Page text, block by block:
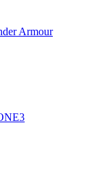
Armour